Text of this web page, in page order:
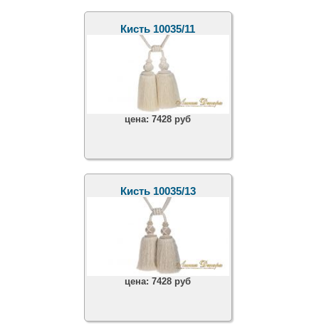
Кисть 10035/11
цена:7428 руб
Кисть 10035/13
цена:7428 руб